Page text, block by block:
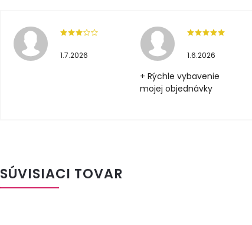
1.7.2026 1.6.2026
+ Rýchle vybavenie
mojej objednávky
SÚVISIACI TOVAR